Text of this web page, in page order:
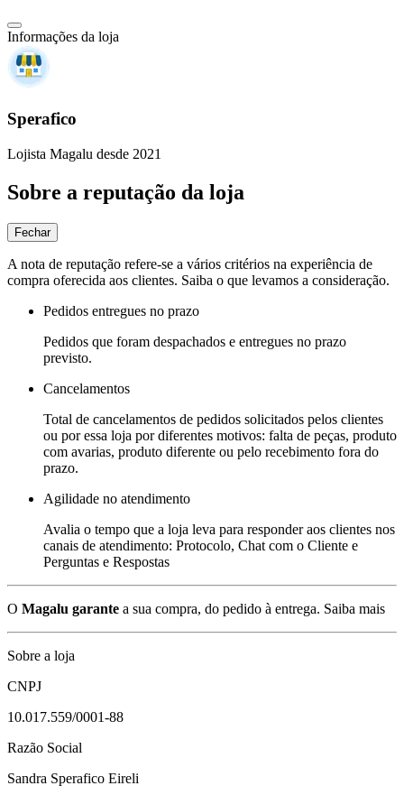
Informações da loja
Sperafico
Lojista Magalu desde 2021
Sobre a reputação da loja
Fechar
A nota de reputação refere-se a vários critérios na experiência de
compra oferecida aos clientes. Saiba o que levamos a consideração.
Pedidos entregues no prazo
Pedidos que foram despachados e entregues no prazo
previsto.
Cancelamentos
Total de cancelamentos de pedidos solicitados pelos clientes
ou por essa loja por diferentes motivos: falta de peças, produto
com avarias, produto diferente ou pelo recebimento fora do
prazo.
Agilidade no atendimento
Avalia o tempo que a loja leva para responder aos clientes nos
canais de atendimento: Protocolo, Chat com o Cliente e
Perguntas e Respostas
O Magalu garante a sua compra, do pedido à entrega. Saiba mais
Sobre a loja
CNPJ
10.017.559/0001-88
Razão Social
Sandra Sperafico Eireli